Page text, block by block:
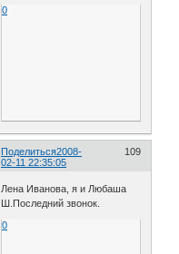
0
Поделиться 109
2008-
02-11 22:35:05
Лена Иванова, я и Любаша
Ш.Последний звонок.
0